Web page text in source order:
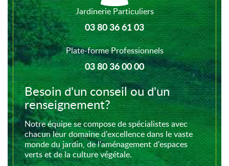
Jardinerie Particuliers
03 80 36 61 03
Plate-forme Professionnels
03 80 36 00 00
Besoin d'un conseil ou d'un
renseignement?
Notre équipe se compose de spécialistes avec
chacun leur domaine d'excellence dans le vaste
monde du jardin, de l'aménagement d'espaces
verts et de la culture végétale.